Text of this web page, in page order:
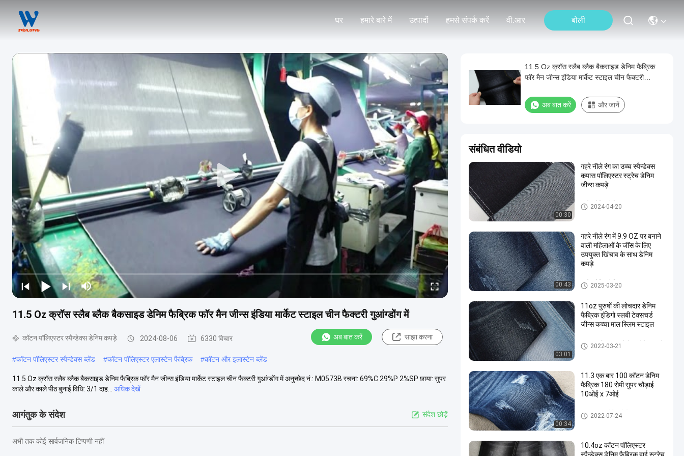
घर हमारे बारे में उत्पादों हमसे संपर्क करें वी.आर बोली
11.5 Oz क्रॉस स्लैब ब्लैक बैकसाइड डेनिम फैब्रिक फॉर मैन जीन्स इंडिया मार्केट स्टाइल चीन फैक्टरी गुआंग्डोंग में
कॉटन पॉलिएस्टर स्पैन्डेक्स डेनिम कपड़े 2024-08-06 6330 विचार अब बात करें साझा करना
#कॉटन पॉलिएस्टर स्पैन्डेक्स ब्लेंड #कॉटन पॉलिएस्टर एलास्टेन फैब्रिक #कॉटन और इलास्टेन ब्लेंड
11.5 Oz क्रॉस स्लैब ब्लैक बैकसाइड डेनिम फैब्रिक फॉर मैन जीन्स इंडिया मार्केट स्टाइल चीन फैक्टरी गुआंग्डोंग में अनुच्छेद नं.: M0573B रचना: 69%C 29%P 2%SP छाया: सुपर
काले और काले पीठ बुनाई विधि: 3/1 दाह...
अधिक देखें
आगंतुक के संदेश संदेश छोड़ें
अभी तक कोई सार्वजनिक टिप्पणी नहीं
11.5 Oz क्रॉस स्लैब ब्लैक बैकसाइड डेनिम फैब्रिक
फॉर मैन जीन्स इंडिया मार्केट स्टाइल चीन फैक्टरी
अब बात करें और जानें
संबंधित वीडियो
00:30
गहरे नीले रंग का उच्च स्पैन्डेक्स
कपास पॉलिएस्टर स्ट्रेच डेनिम
जीन्स कपड़े
स्ट्रेच डेनिम फैब्रिक
2024-04-20
00:43
गहरे नीले रंग में 9.9 OZ पर बनाने
वाली महिलाओं के जींस के लिए
उपयुक्त खिंचाव के साथ डेनिम
कपड़े
स्ट्रेच डेनिम फैब्रिक
2025-03-20
03:01
11oz पुरुषों की लोचदार डेनिम
फैब्रिक इंडिगो स्लबी टेक्सचर्ड
जीन्स कच्चा माल स्लिम स्टाइल
कॉटन पॉलिएस्टर स्पैन्डेक्स डेनिम कपड़े
2022-03-21
00:34
11.3 एक बार 100 कॉटन डेनिम
फैब्रिक 180 सेमी सुपर चौड़ाई
10ओई x 7ओई
100 कॉटन डेनिम फैब्रिक
2022-07-24
10.4oz कॉटन पॉलिएस्टर